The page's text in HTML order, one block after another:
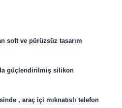
soft ve pürüzsüz tasarım
güçlendirilmiş silikon
, araç içi mıknatıslı telefon